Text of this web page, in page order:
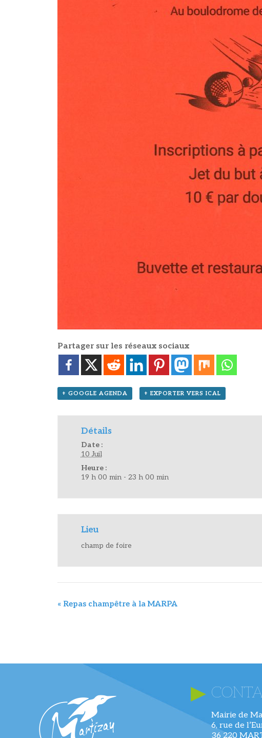
Partager sur les réseaux sociaux
+ GOOGLE AGENDA + EXPORTER VERS ICAL
Détails
Date :
10 Juil
Heure :
19 h 00 min - 23 h 00 min
Lieu
champ de foire
« Repas champêtre à la MARPA
Mairie de
6, rue de
36 220